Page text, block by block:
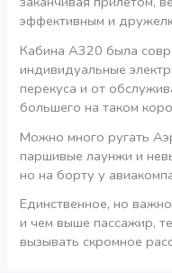
эффективным и
Кабина А320 была
индивидуальные
перекуса и от
большего на таком
Можно много ругать
паршивые лаунжи и
но на борту у
Единственное, но
и чем выше пассажир,
вызывать скромное